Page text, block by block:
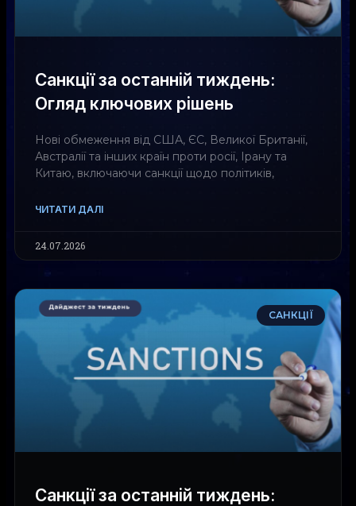
Санкції за останній тиждень:
Огляд ключових рішень
Нові обмеження від США, ЄС, Великої Британії,
Австралії та інших країн проти росії, Ірану та
Китаю, включаючи санкції щодо політиків,
ЧИТАТИ ДАЛІ
24.07.2026
САНКЦІЇ
Санкції за останній тиждень: